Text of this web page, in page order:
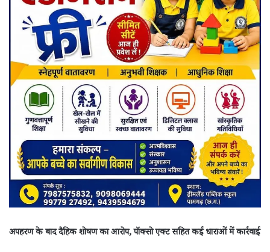
अपहरण के बाद दैहिक शोषण का आरोप, पॉक्सो एक्ट सहित कई धाराओं में कार्रवाई